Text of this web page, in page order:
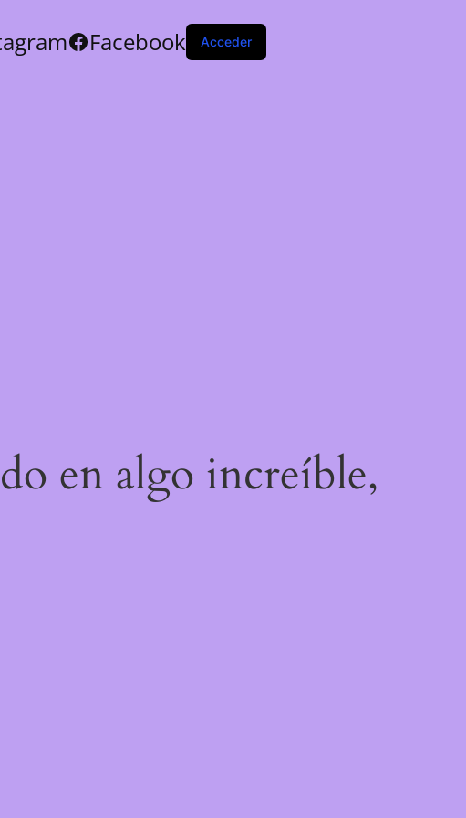
Facebook Acceder
en algo increíble,